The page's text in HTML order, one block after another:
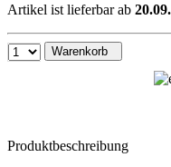
Artikel ist lieferbar ab
Warenkorb
Produktbeschreibung